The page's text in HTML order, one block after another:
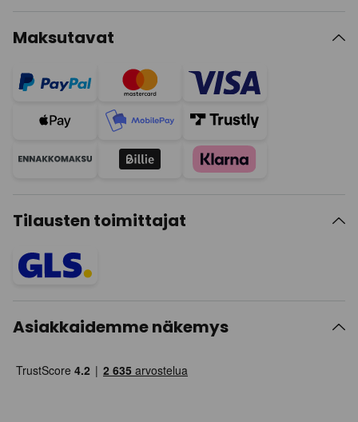
Maksutavat
Tilausten toimittajat
Asiakkaidemme näkemys